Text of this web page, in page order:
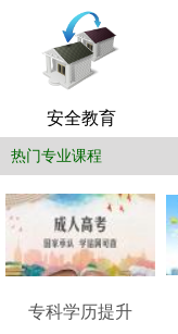
安全教育
热门专业课程
专科学历提升